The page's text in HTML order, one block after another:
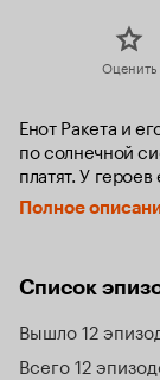
Оценить
Енот Ракета и
по солнечной
платят. У
корабль совсем
корабль, вот
Полное
Список
Вышло 12
Всего 12